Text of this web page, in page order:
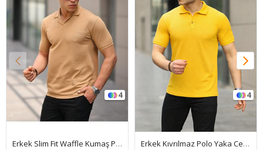
4
Erkek Slim Fit Waffle Kumaş Patlı ( V ) T-Shirt
4
Erkek Kıvrılmaz Polo Yaka Cepsiz Slim Fit Dar Kesim Düz T-Shirt